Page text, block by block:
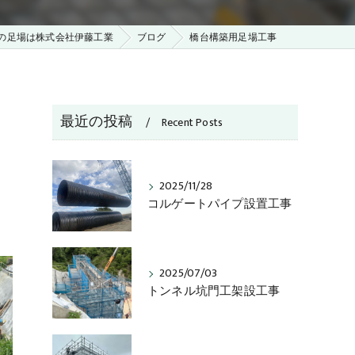
足場は株式会社伊藤工業 ブログ 橋台構築用足場工事
最近の投稿 Recent Posts
2025/11/28
コルゲートパイプ設置工事
2025/07/03
トンネル坑門工架設工事